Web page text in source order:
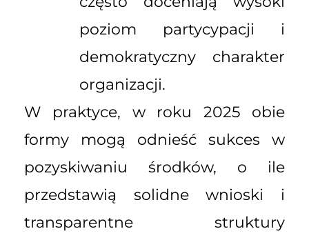
poziom partycypacji i
demokratyczny charakter
organizacji.
W praktyce, w roku 2025 obie
formy mogą odnieść sukces w
pozyskiwaniu środków, o ile
przedstawią solidne wnioski i
transparentne struktury